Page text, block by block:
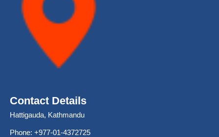
Contact Details
Hattigauda, Kathmandu
Phone: +977-01-4372725